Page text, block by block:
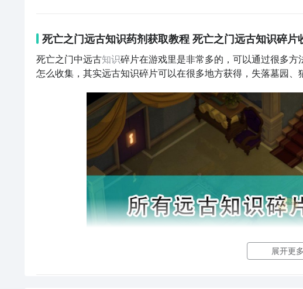
死亡之门远古知识药剂获取教程 死亡之门远古知识碎片
死亡之门中远古知识碎片在游戏里是非常多的，可以通过很多
怎么收集，其实远古知识碎片可以在很多地方获得，失落墓园、
展开更多